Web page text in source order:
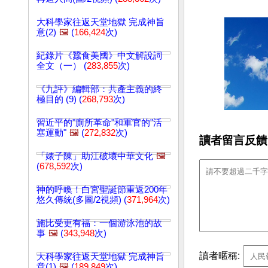
大科學家往返天堂地獄 完成神旨
意(2) 🖼️ (166,424次)
紀錄片《蠶食美國》中文解說詞
全文（一） (283,855次)
《九評》編輯部：共產主義的終
極目的 (9) (268,793次)
習近平的"廁所革命"和軍官的"活
塞運動" 🖼️ (272,832次)
「婊子陳」助江破壞中華文化 🖼️
(678,592次)
神的呼喚！白宮聖誕節重返200年
悠久傳統(多圖/2視頻) (371,964次)
施比受更有福：一個游泳池的故
事 🖼️ (343,948次)
大科學家往返天堂地獄 完成神旨
讀者留言反
讀者暱稱: